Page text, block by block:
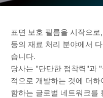
표면 보호 필름을 시작으
등의 재료 처리 분야에서
습니다.
당사는 "단단한 접착력"과
적으로 개발하는 것에 더
함하는 글로벌 네트워크를